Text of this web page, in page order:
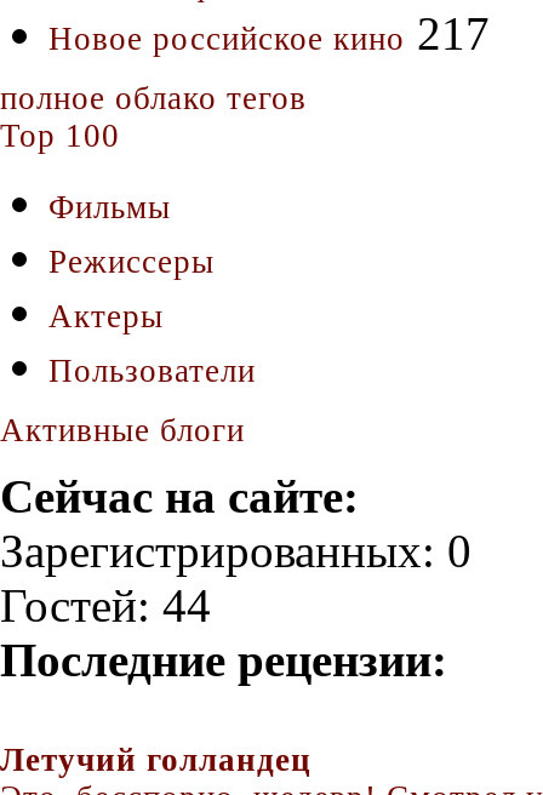
Новое российское кино 217
полное облако тегов
Top 100
Фильмы
Режиссеры
Актеры
Пользователи
Активные блоги
Сейчас на сайте:
Зарегистрированных: 0
Гостей: 44
Последние рецензии:
Летучий голландец